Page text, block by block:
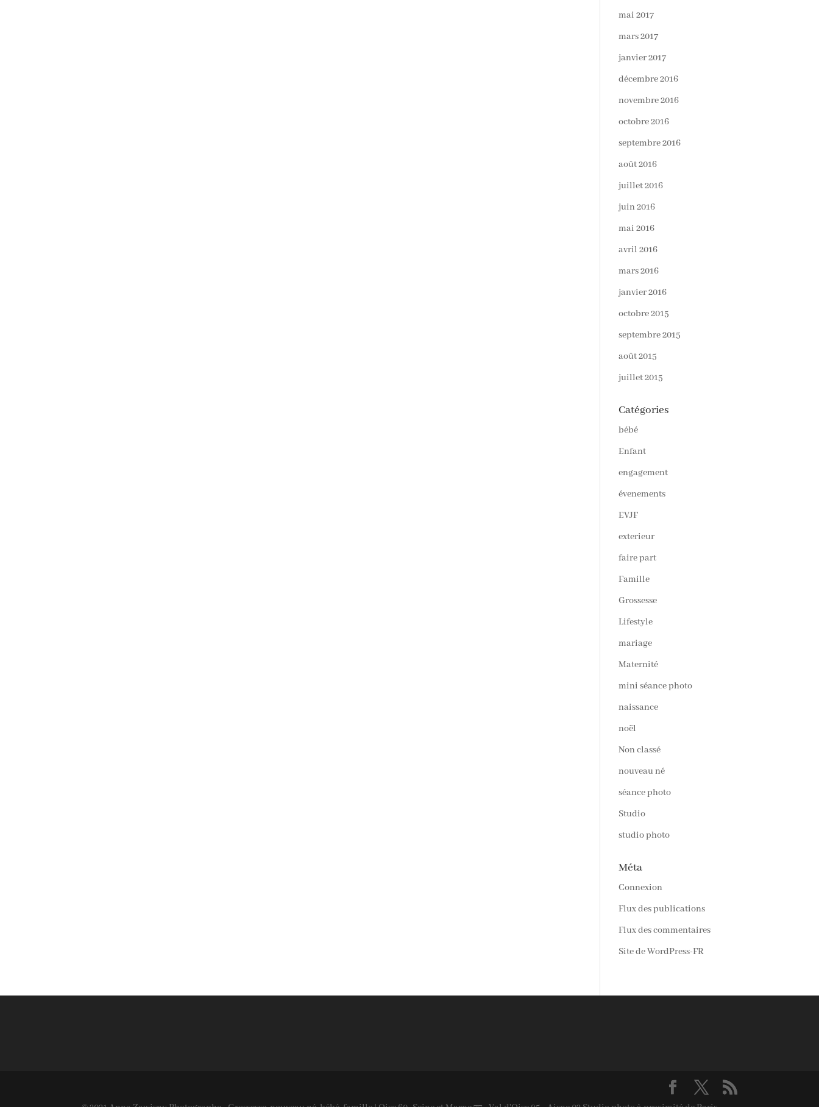
mai 2017
mars 2017
janvier 2017
décembre 2016
novembre 2016
octobre 2016
septembre 2016
août 2016
juillet 2016
juin 2016
mai 2016
avril 2016
mars 2016
janvier 2016
octobre 2015
septembre 2015
août 2015
juillet 2015
Catégories
bébé
Enfant
engagement
évenements
EVJF
exterieur
faire part
Famille
Grossesse
Lifestyle
mariage
Maternité
mini séance photo
naissance
noël
Non classé
nouveau né
séance photo
Studio
studio photo
Méta
Connexion
Flux des publications
Flux des commentaires
Site de WordPress-FR